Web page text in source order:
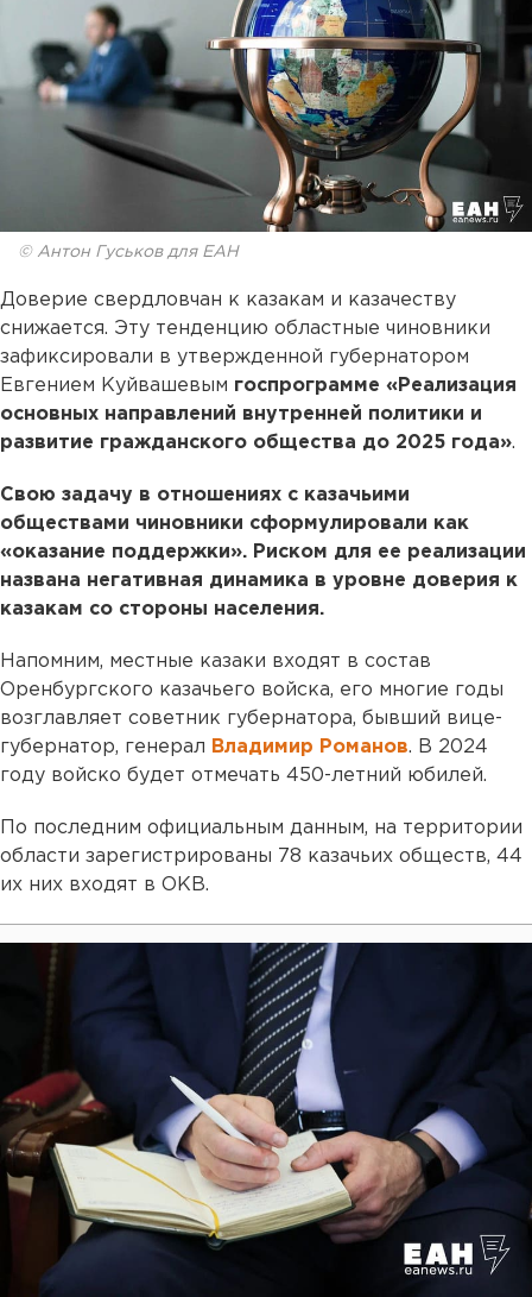
© Антон Гуськов для ЕАН
Доверие свердловчан к казакам и казачеству
снижается. Эту тенденцию областные чиновники
зафиксировали в утвержденной губернатором
Евгением Куйвашевым госпрограмме «Реализация
основных направлений внутренней политики и
развитие гражданского общества до 2025 года».
Свою задачу в отношениях с казачьими
обществами чиновники сформулировали как
«оказание поддержки». Риском для ее реализации
названа негативная динамика в уровне доверия к
казакам со стороны населения.
Напомним, местные казаки входят в состав
Оренбургского казачьего войска, его многие годы
возглавляет советник губернатора, бывший вице-
губернатор, генерал Владимир Романов. В 2024
году войско будет отмечать 450-летний юбилей.
По последним официальным данным, на территории
области зарегистрированы 78 казачьих обществ, 44
их них входят в ОКВ.